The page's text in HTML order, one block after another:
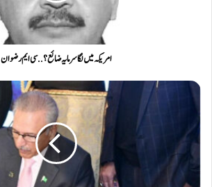
امریکہ میں لگا سرمایہ ضائع ؟ .. سی ایم رضوان